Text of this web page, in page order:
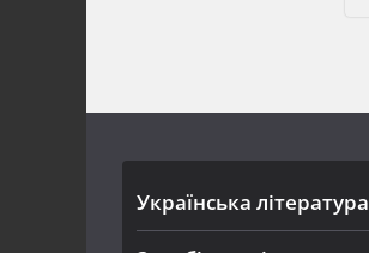
Українська література